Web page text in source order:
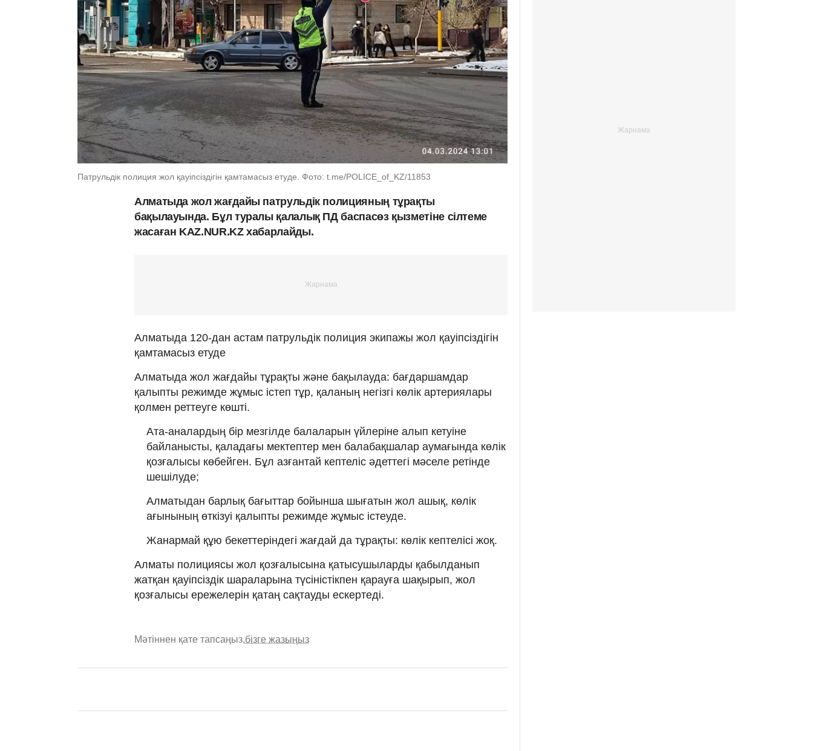
Патрульдік полиция жол қауіпсіздігін қамтамасыз етуде. Фото: t.me/POLICE_of_KZ/11853
Алматыда жол жағдайы патрульдік полицияның тұрақты
бақылауында. Бұл туралы қалалық ПД баспасөз қызметіне сілтеме
жасаған KAZ.NUR.KZ хабарлайды.
Алматыда 120-дан астам патрульдік полиция экипажы жол қауіпсіздігін
қамтамасыз етуде
Алматыда жол жағдайы тұрақты және бақылауда: бағдаршамдар
қалыпты режимде жұмыс істеп тұр, қаланың негізгі көлік артериялары
қолмен реттеуге көшті.
Ата-аналардың бір мезгілде балаларын үйлеріне алып кетуіне
байланысты, қаладағы мектептер мен балабақшалар аумағында көлік
қозғалысы көбейген. Бұл азғантай кептеліс әдеттегі мәселе ретінде
шешілуде;
Алматыдан барлық бағыттар бойынша шығатын жол ашық, көлік
ағынының өткізуі қалыпты режимде жұмыс істеуде.
Жанармай құю бекеттеріндегі жағдай да тұрақты: көлік кептелісі жоқ.
Алматы полициясы жол қозғалысына қатысушыларды қабылданып
жатқан қауіпсіздік шараларына түсіністікпен қарауға шақырып, жол
қозғалысы ережелерін қатаң сақтауды ескертеді.
Мәтіннен қате тапсаңыз,бізге жазыңыз